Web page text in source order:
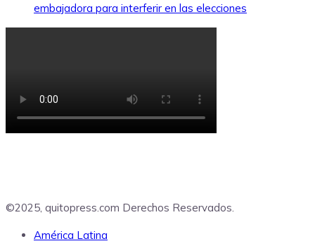
embajadora para interferir en las elecciones
©2025, quitopress.com Derechos Reservados.
América Latina